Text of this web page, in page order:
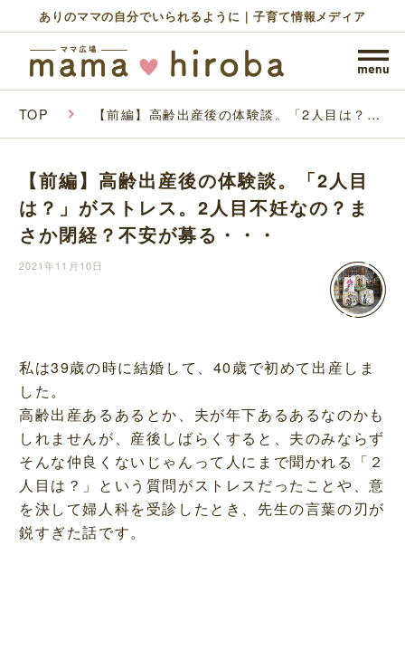
ありのママの自分でいられるように｜子育て情報メディア
TOP 【前編】高齢出産後の体験談。「2人目は？」
安が募る・・・
【前編】高齢出産後の体験談。「2人目
は？」がストレス。2人目不妊なの？ま
さか閉経？不安が募る・・・
2021年11月10日
私は39歳の時に結婚して、40歳で初めて出産しま
した。
高齢出産あるあるとか、夫が年下あるあるなのかも
しれませんが、産後しばらくすると、夫のみならず
そんな仲良くないじゃんって人にまで聞かれる「２
人目は？」という質問がストレスだったことや、意
を決して婦人科を受診したとき、先生の言葉の刃が
鋭すぎた話です。